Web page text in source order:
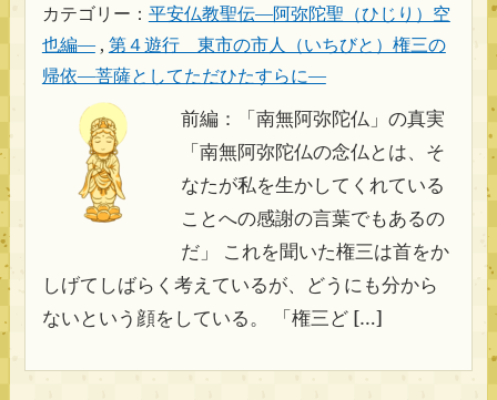
カテゴリー： 平安仏教聖伝―阿弥陀聖（ひじり）空
也編―, 第４遊行 東市の市人（いちびと）権三の
帰依―菩薩としてただひたすらに―
前編：「南無阿弥陀仏」の真実
「南無阿弥陀仏の念仏とは、そ
なたが私を生かしてくれている
ことへの感謝の言葉でもあるの
だ」 これを聞いた権三は首をか
しげてしばらく考えているが、どうにも分から
ないという顔をしている。 「権三ど […]